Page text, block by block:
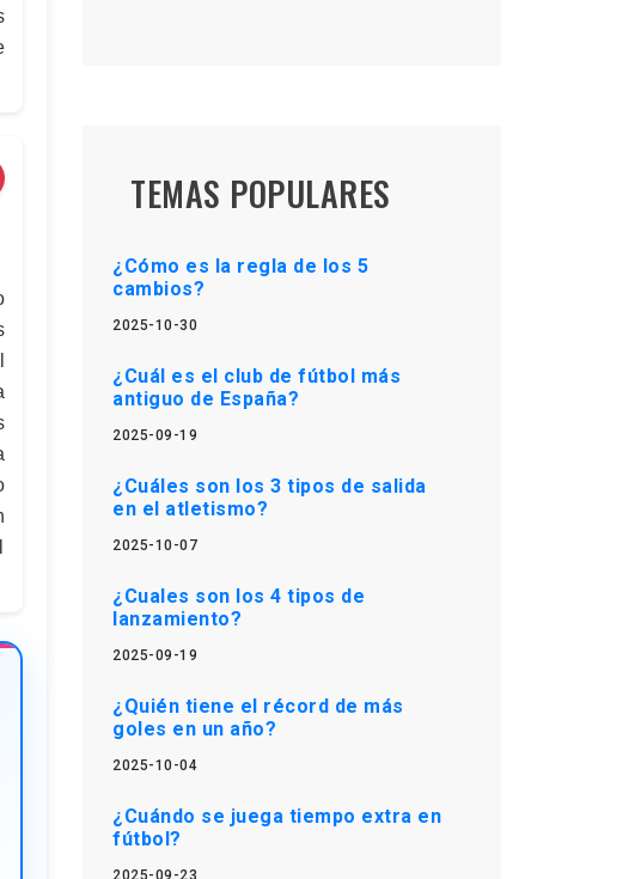
TEMAS POPULARES
¿Cómo es la regla de los 5
cambios?
2025-10-30
¿Cuál es el club de fútbol más
antiguo de España?
2025-09-19
¿Cuáles son los 3 tipos de salida
en el atletismo?
2025-10-07
¿Cuales son los 4 tipos de
lanzamiento?
2025-09-19
¿Quién tiene el récord de más
goles en un año?
2025-10-04
¿Cuándo se juega tiempo extra en
fútbol?
2025-09-23